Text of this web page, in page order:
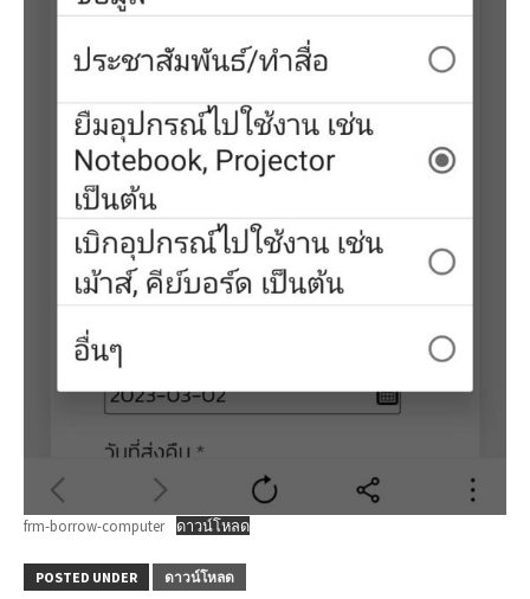
frm-borrow-computer ดาวน์โหลด
POSTED UNDER ดาวน์โหลด